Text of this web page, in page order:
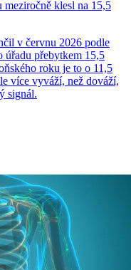
klesl na 15,5
v červnu 2026 podle
úřadu přebytkem 15,5
roku je to o 11,5
více vyváží, než dováží,
signál.